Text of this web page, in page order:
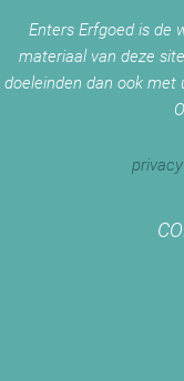
Enters Erfgoed is de
materiaal van deze
doeleinden dan ook